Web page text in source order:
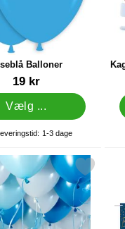
Balloner
19 kr
Vælg ...
På lager
1-3 dage
favorit
ballonloft Sæt Baby Blå